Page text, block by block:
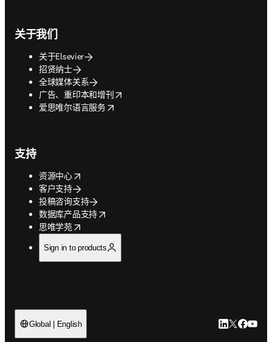
关于我们
关于Elsevier
招贤纳士
全球媒体关系
广告、重印本和增刊
opens in new tab/window
爱思唯尔语言服务
opens in new tab/window
支持
资源中心
opens in new tab/window
客户支持
投稿咨询支持
数据库产品支持
opens in new tab/window
思唯学苑
opens in new tab/window
Sign in to products
Global | English LinkedIn 在
Twitter 在